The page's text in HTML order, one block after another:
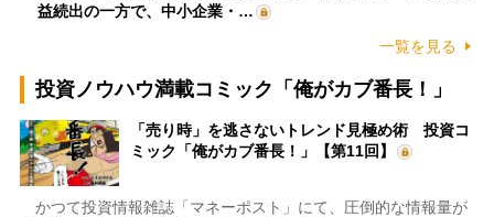
益続出の一方で、中小企業・…
一覧を見る
投資ノウハウ満載コミック「俺がカブ番長！」
「売り時」を逃さないトレンド見極め術 投資コ
ミック「俺がカブ番長！」【第11回】
かつて投資情報雑誌「マネーポスト」にて、圧倒的な情報量が